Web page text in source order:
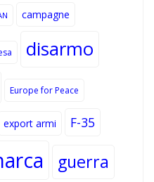
campagne
disarmo
Europe for Peace
export armi F-35
guerra